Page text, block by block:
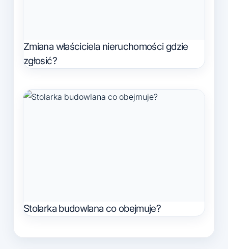
Zmiana właściciela nieruchomości gdzie
zgłosić?
Stolarka budowlana co obejmuje?